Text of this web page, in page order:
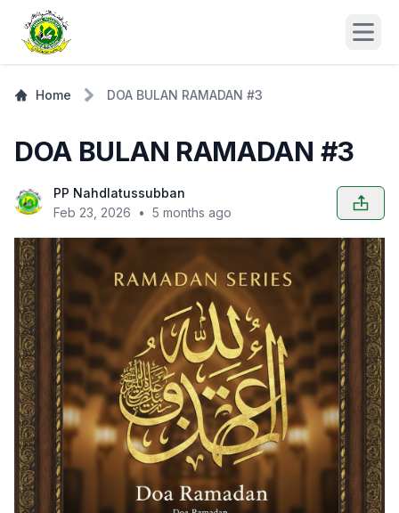
Home DOA BULAN RAMADAN #3
DOA BULAN RAMADAN #3
PP Nahdlatussubban
Feb 23, 2026
• 5 months ago